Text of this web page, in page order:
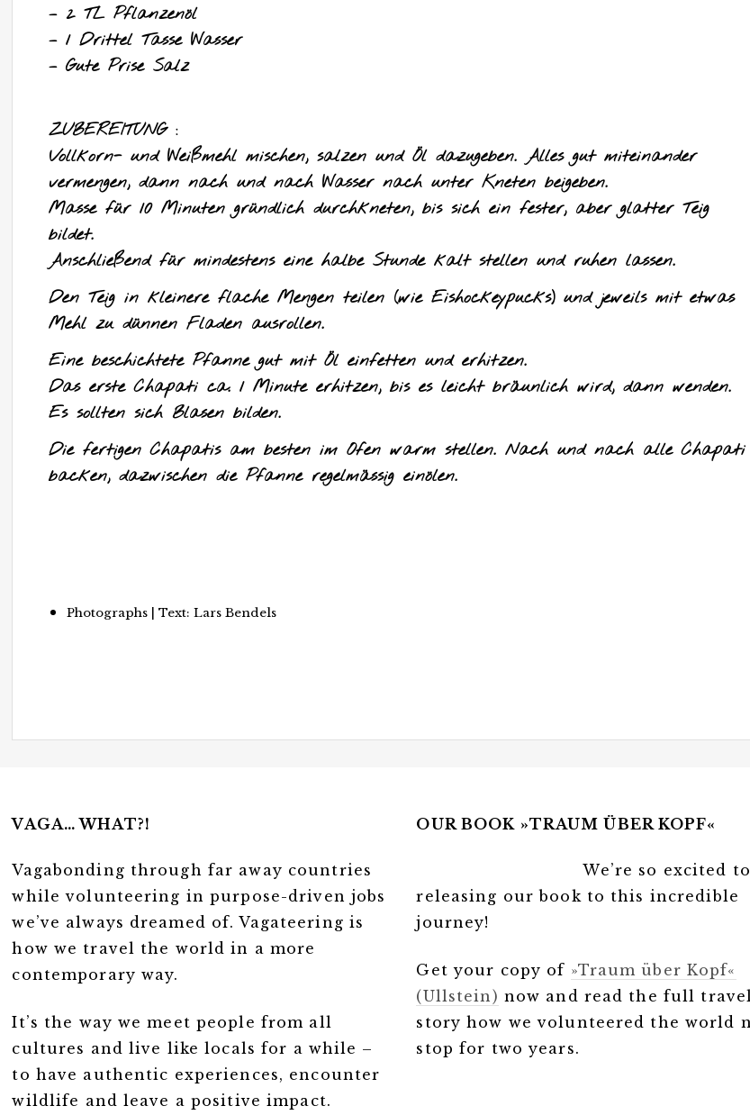
– 2 TL Pflanzenöl
– 1 Drittel Tasse Wasser
– Gute Prise Salz
ZUBEREITUNG :
Vollkorn- und Weißmehl mischen, salzen und Öl dazugeben. Alles gut miteinander
vermengen, dann nach und nach Wasser nach unter Kneten beigeben.
Masse für 10 Minuten gründlich durchkneten, bis sich ein fester, aber glatter Teig
bildet.
Anschließend für mindestens eine halbe Stunde kalt stellen und ruhen lassen.
Den Teig in kleinere flache Mengen teilen (wie Eishockeypucks) und jeweils mit etwas
Mehl zu dünnen Fladen ausrollen.
Eine beschichtete Pfanne gut mit Öl einfetten und erhitzen.
Das erste Chapati ca. 1 Minute erhitzen, bis es leicht bräunlich wird, dann wenden.
Es sollten sich Blasen bilden.
Die fertigen Chapatis am besten im Ofen warm stellen. Nach und nach alle Chapati
backen, dazwischen die Pfanne regelmässig einölen.
Photographs | Text: Lars Bendels
VAGA… WHAT?!
Vagabonding through far away countries
while volunteering in purpose-driven jobs
we’ve always dreamed of. Vagateering is
how we travel the world in a more
contemporary way.
It’s the way we meet people from all
cultures and live like locals for a while –
to have authentic experiences, encounter
wildlife and leave a positive impact.
OUR BOOK »TRAUM ÜBER KOPF«
We’re so excited
releasing our book to this incredible
journey!
Get your copy of »Traum über Kopf«
(Ullstein) now and read the full
story how we volunteered the world
stop for two years.